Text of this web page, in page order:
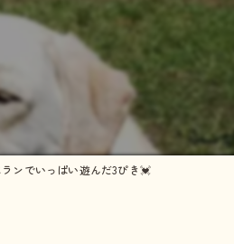
横須賀市動物取扱標識
ンでいっぱい遊んだ3ぴき💓